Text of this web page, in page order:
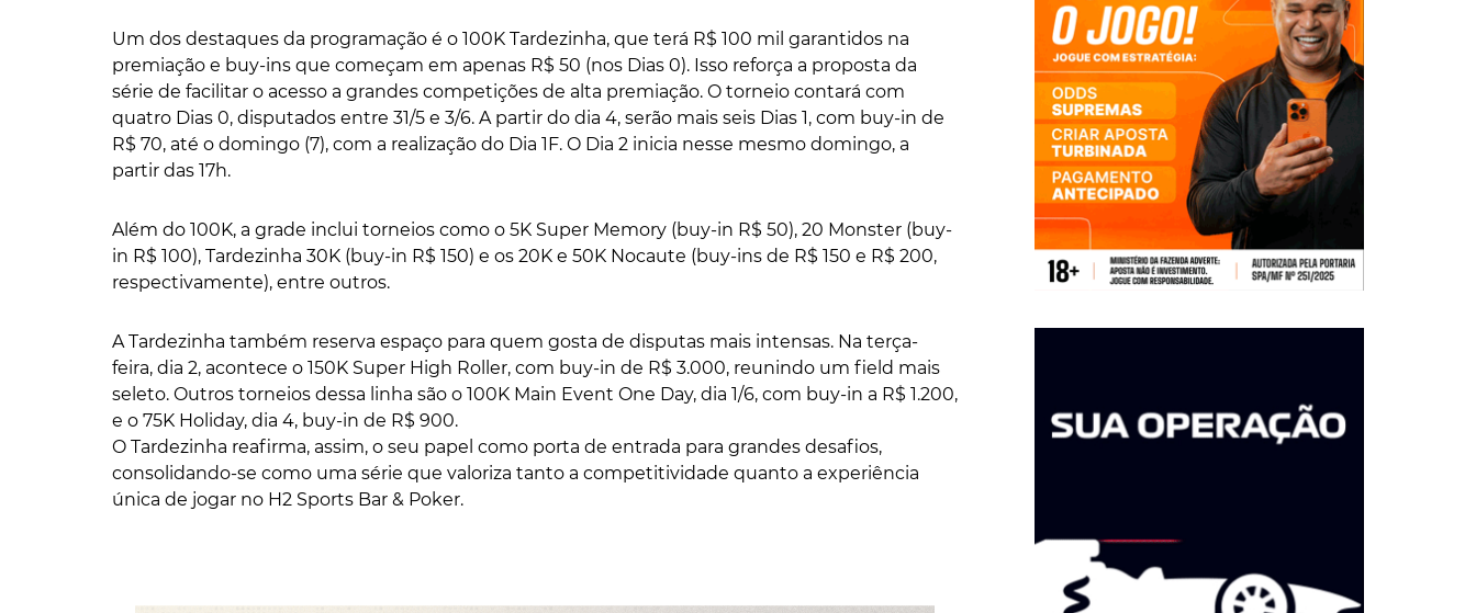
Um dos destaques da programação é o 100K Tardezinha, que terá R$ 100 mil garantidos na
premiação e buy-ins que começam em apenas R$ 50 (nos Dias 0). Isso reforça a proposta da
série de facilitar o acesso a grandes competições de alta premiação. O torneio contará com
quatro Dias 0, disputados entre 31/5 e 3/6. A partir do dia 4, serão mais seis Dias 1, com buy-in de
R$ 70, até o domingo (7), com a realização do Dia 1F. O Dia 2 inicia nesse mesmo domingo, a
partir das 17h.
Além do 100K, a grade inclui torneios como o 5K Super Memory (buy-in R$ 50), 20 Monster (buy-
in R$ 100), Tardezinha 30K (buy-in R$ 150) e os 20K e 50K Nocaute (buy-ins de R$ 150 e R$ 200,
respectivamente), entre outros.
A Tardezinha também reserva espaço para quem gosta de disputas mais intensas. Na terça-
feira, dia 2, acontece o 150K Super High Roller, com buy-in de R$ 3.000, reunindo um field mais
seleto. Outros torneios dessa linha são o 100K Main Event One Day, dia 1/6, com buy-in a R$ 1.200,
e o 75K Holiday, dia 4, buy-in de R$ 900.
O Tardezinha reafirma, assim, o seu papel como porta de entrada para grandes desafios,
consolidando-se como uma série que valoriza tanto a competitividade quanto a experiência
única de jogar no H2 Sports Bar & Poker.